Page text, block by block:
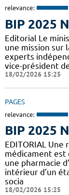
relevance:
BIP 2025
Editorial Le
une mission sur
experts
vice-président
18/02/2026 15:25
PAGES
relevance:
BIP 2025
EDITORIAL Une
médicament est
une pharmacie
intérieur d’un
socia
18/02/2026 15:25